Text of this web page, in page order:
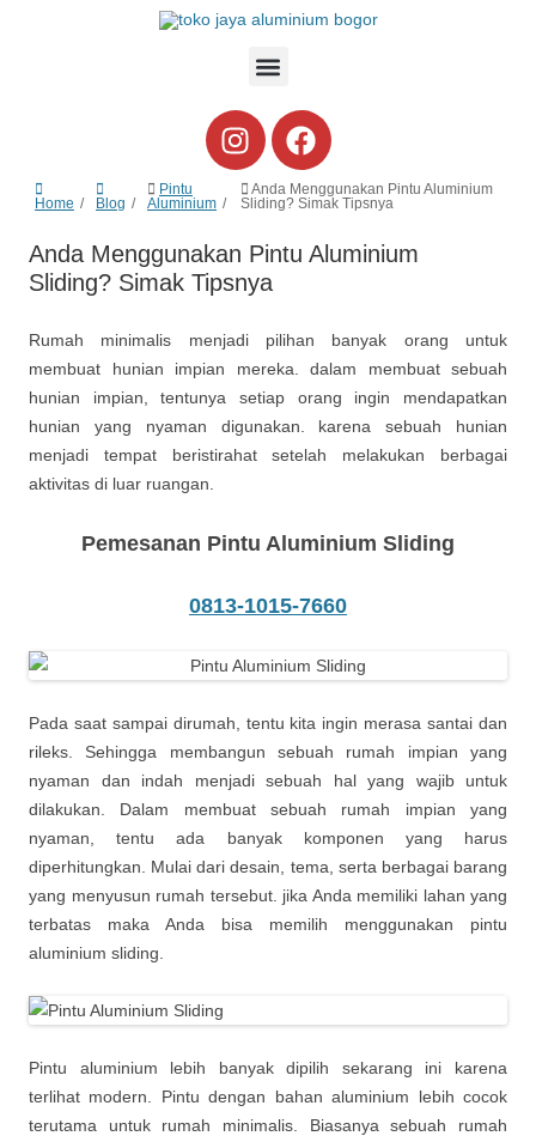
Home Blog
Pintu
Aluminium
Anda Menggunakan Pintu Aluminium
Sliding? Simak Tipsnya
Anda Menggunakan Pintu Aluminium
Sliding? Simak Tipsnya
Rumah minimalis menjadi pilihan banyak orang untuk
membuat hunian impian mereka. dalam membuat sebuah
hunian impian, tentunya setiap orang ingin mendapatkan
hunian yang nyaman digunakan. karena sebuah hunian
menjadi tempat beristirahat setelah melakukan berbagai
aktivitas di luar ruangan.
Pemesanan Pintu Aluminium Sliding
0813-1015-7660
Pada saat sampai dirumah, tentu kita ingin merasa santai dan
rileks. Sehingga membangun sebuah rumah impian yang
nyaman dan indah menjadi sebuah hal yang wajib untuk
dilakukan. Dalam membuat sebuah rumah impian yang
nyaman, tentu ada banyak komponen yang harus
diperhitungkan. Mulai dari desain, tema, serta berbagai barang
yang menyusun rumah tersebut. jika Anda memiliki lahan yang
terbatas maka Anda bisa memilih menggunakan pintu
aluminium sliding.
Pintu aluminium lebih banyak dipilih sekarang ini karena
terlihat modern. Pintu dengan bahan aluminium lebih cocok
terutama untuk rumah minimalis. Biasanya sebuah rumah